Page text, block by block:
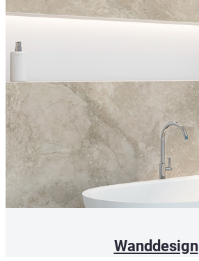
Wanddesign